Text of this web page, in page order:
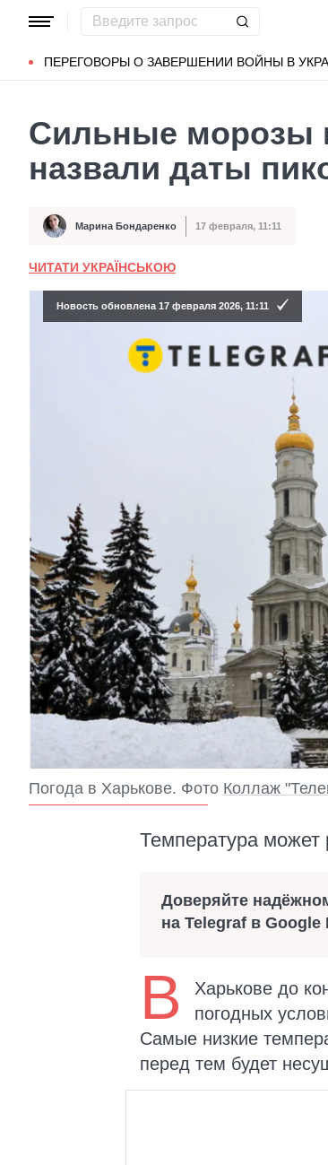
ПЕРЕГОВОРЫ О ЗАВЕРШЕНИИ ВОЙНЫ В
Популярные запросы Мариуполь
Сильные морозы
назвали даты
Автор Марина Бондаренко
Дата публикации 17 февраля, 11:11
ЧИТАТИ УКРАЇНСЬКОЮ
Новость обновлена 17 февраля 2026, 11:11
Погода в Харькове. Фото Коллаж
Температура может
Доверяйте
на Telegraf в Google
В
Харькове до
погодных
Самые низкие
перед тем будет